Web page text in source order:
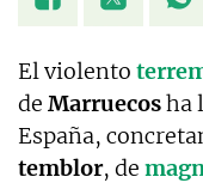
El violento
de Marruecosha
España,
temblor, de